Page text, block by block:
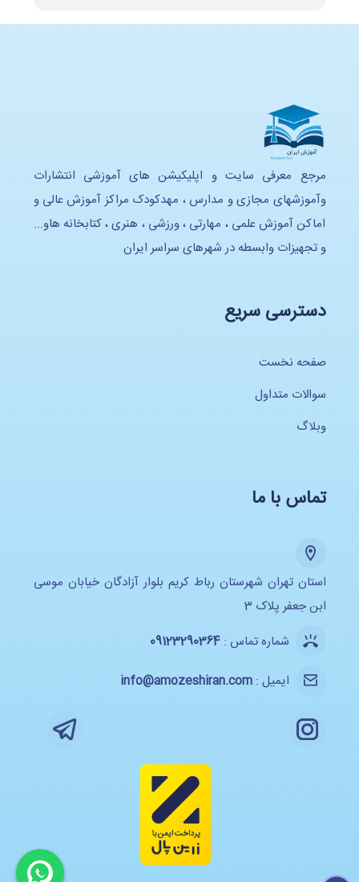
مرجع معرفی سایت و اپلیکیشن های آموزشی انتشارات
وآموزشهای مجازی و مدارس ، مهدکودک مراکز آموزش عالی و
اماکن آموزش علمی ، مهارتی ، ورزشی ، هنری ، کتابخانه هاو...
و تجهیزات وابسطه در شهرهای سراسر ایران
دسترسی سریع
صفحه نخست
سوالات متداول
وبلاگ
تماس با ما
استان تهران شهرستان رباط کریم بلوار آزادگان خیابان موسی
ابن جعفر پلاک 3
شماره تماس :09123290364
ایمیل :info@amozeshiran.com